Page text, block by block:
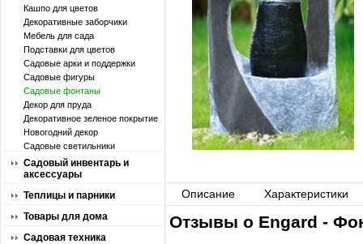
Кашпо для цветов
Декоративные заборчики
Мебель для сада
Подставки для цветов
Садовые арки и поддержки
Садовые фигуры
Садовые фонтаны
Декор для пруда
Декоративное зеленое покрытие
Новогодний декор
Садовые светильники
Садовый инвентарь и
аксессуары
Теплицы и парники
Товары для дома
Садовая техника
Описание Характеристики
Отзывы о Engard -